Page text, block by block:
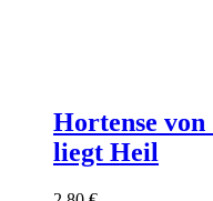
Hortense
liegt Heil